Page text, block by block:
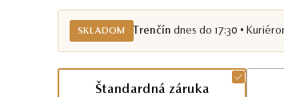
SKLADOM Trenčín dnes do 17:30 •
Štandardná záruka